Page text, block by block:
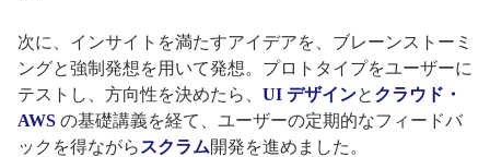
次に、インサイトを満たすアイデアを、ブレーンストーミ
ングと強制発想を用いて発想。プロトタイプをユーザーに
テストし、方向性を決めたら、 UI デザインと クラウド・
AWS の基礎講義を経て、ユーザーの定期的なフィードバ
ックを得ながら スクラム開発を進めました。